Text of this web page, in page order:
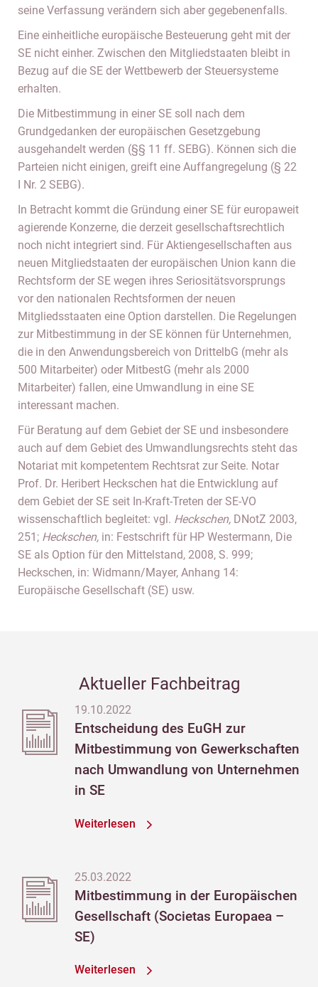
seine Verfassung verändern sich aber gegebenenfalls.
Eine einheitliche europäische Besteuerung geht mit der
SE nicht einher. Zwischen den Mitgliedstaaten bleibt in
Bezug auf die SE der Wettbewerb der Steuersysteme
erhalten.
Die Mitbestimmung in einer SE soll nach dem
Grundgedanken der europäischen Gesetzgebung
ausgehandelt werden (§§ 11 ff. SEBG). Können sich die
Parteien nicht einigen, greift eine Auffangregelung (§ 22
I Nr. 2 SEBG).
In Betracht kommt die Gründung einer SE für europaweit
agierende Konzerne, die derzeit gesellschaftsrechtlich
noch nicht integriert sind. Für Aktiengesellschaften aus
neuen Mitgliedstaaten der europäischen Union kann die
Rechtsform der SE wegen ihres Seriositätsvorsprungs
vor den nationalen Rechtsformen der neuen
Mitgliedsstaaten eine Option darstellen. Die Regelungen
zur Mitbestimmung in der SE können für Unternehmen,
die in den Anwendungsbereich von DrittelbG (mehr als
500 Mitarbeiter) oder MitbestG (mehr als 2000
Mitarbeiter) fallen, eine Umwandlung in eine SE
interessant machen.
Für Beratung auf dem Gebiet der SE und insbesondere
auch auf dem Gebiet des Umwandlungsrechts steht das
Notariat mit kompetentem Rechtsrat zur Seite. Notar
Prof. Dr. Heribert Heckschen hat die Entwicklung auf
dem Gebiet der SE seit In-Kraft-Treten der SE-VO
wissenschaftlich begleitet: vgl. Heckschen, DNotZ 2003,
251; Heckschen, in: Festschrift für HP Westermann, Die
SE als Option für den Mittelstand, 2008, S. 999;
Heckschen, in: Widmann/Mayer, Anhang 14:
Europäische Gesellschaft (SE) usw.
Aktueller Fachbeitrag
19.10.2022
Entscheidung des EuGH zur
Mitbestimmung von Gewerkschaften
nach Umwandlung von Unternehmen
in SE
Weiterlesen
25.03.2022
Mitbestimmung in der Europäischen
Gesellschaft (Societas Europaea –
SE)
Weiterlesen